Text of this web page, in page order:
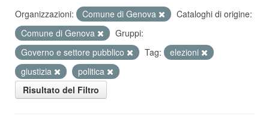
Organizzazioni: Comune di Genova
Cataloghi di origine:
Comune di Genova
Gruppi:
Governo e settore pubblico
Tag:
elezioni
giustizia
politica
Risultato del Filtro